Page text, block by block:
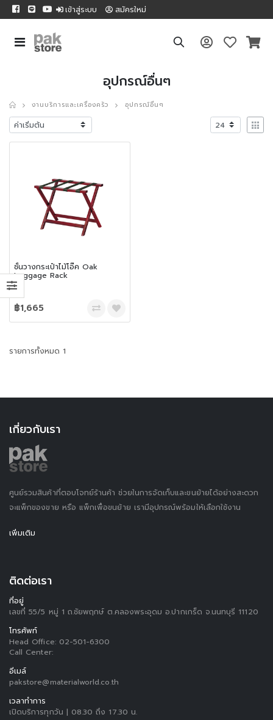
เข้าสู่ระบบ สมัครใหม่
อุปกรณ์อื่นๆ
งานบริการและเครื่องครัว อุปกรณ์อื่นๆ
ชั้นวางกระเป๋าไม้โอ๊ค Oak
Luggage Rack
฿1,665
รายการทั้งหมด 1
เกี่ยวกับเรา
ศูนย์รวมสินค้าที่ตอบโจทย์ร้านค้า ช่วยในการจัดเก็บและขนย้ายได้อย่างสะดวก
จะแพ็กของขาย หรือ แพ็กเพื่อขนย้าย เรามีอุปกรณ์พร้อมให้เลือกใช้งาน
เพิ่มเติม
ติดต่อเรา
ที่อยู่
เลขที่ 55/5 หมู่ 1 ถ.ชัยพฤกษ์ ต.คลองพระอุดม อ.ปากเกร็ด จ.นนทบุรี 11120
โทรศัพท์
Head Office: 02-501-6300
Call Center:
อีเมล์
pakstore@materialworld.co.th
เวลาทำการ
เปิดบริการทุกวัน | 08.30 ถึง 17.30 น.